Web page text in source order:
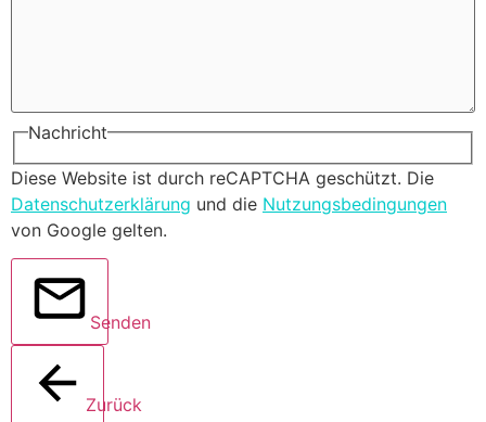
Nachricht
Diese Website ist durch reCAPTCHA geschützt. Die
Datenschutzerklärung und die Nutzungsbedingungen
von Google gelten.
Senden
Zurück